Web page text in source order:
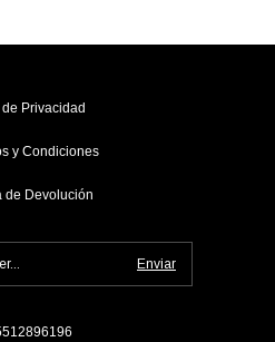
Privacidad
y Condiciones
de Devolución